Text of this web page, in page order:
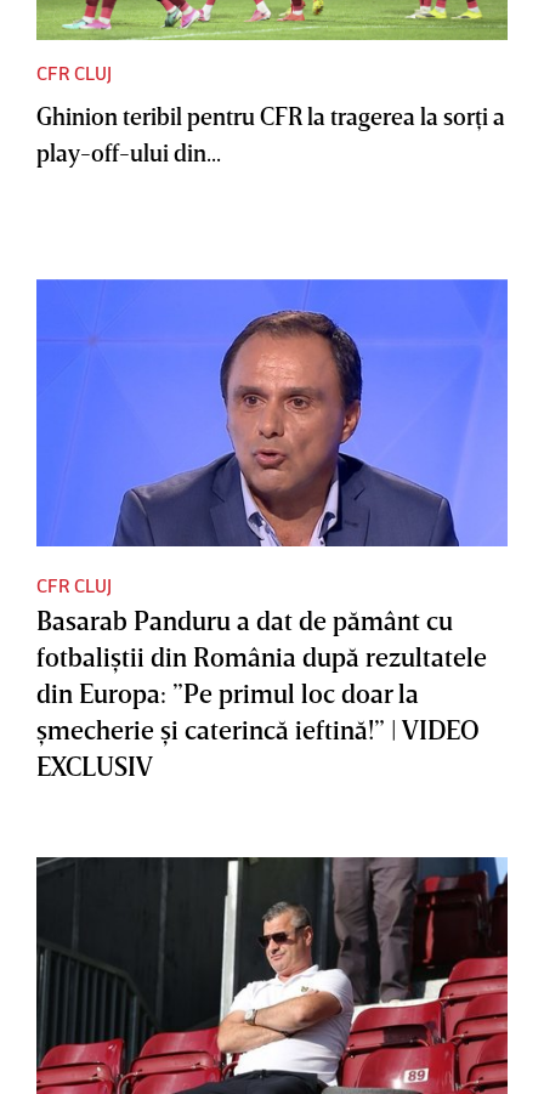
CFR CLUJ
Ghinion teribil pentru CFR la tragerea la sorţi a
play-off-ului din...
CFR CLUJ
Basarab Panduru a dat de pământ cu
fotbaliştii din România după rezultatele
din Europa: ”Pe primul loc doar la
şmecherie şi caterincă ieftină!” | VIDEO
EXCLUSIV